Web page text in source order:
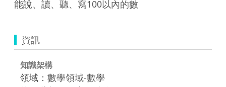
能說、讀、聽、寫100以內的數
資訊
知識架構
領域：數學領域-數學